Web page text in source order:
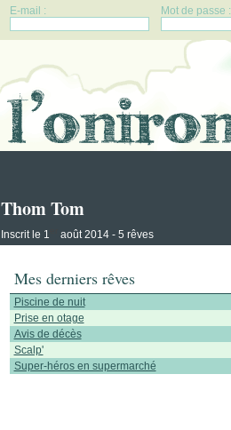
E-mail : Mot de passe :
Thom Tom
Inscrit le 1
août 2014 - 5 rêves
Mes derniers rêves
Piscine de nuit
Prise en otage
Avis de décès
Scalp'
Super-héros en supermarché